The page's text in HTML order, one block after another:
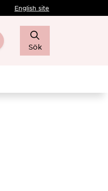
English site
Sök